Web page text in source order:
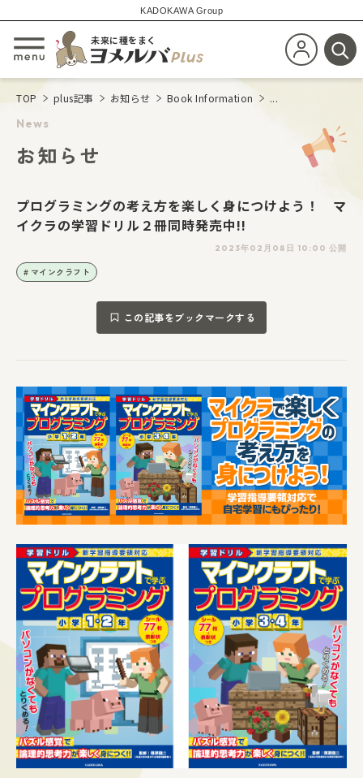
KADOKAWA Group
メニューを開閉する
未来に種をまく
新規会員登
検
TOP plus記事 お知らせ Book Information ...
News
お知らせ
プログラミングの考え方を楽しく身につけよう！ マ
イクラの学習ドリル２冊同時発売中!!
2023年02月08日 10:00 公開
マインクラフト
この記事をブックマークする